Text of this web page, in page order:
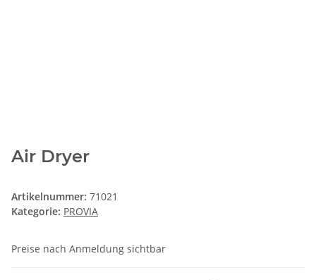
Air Dryer
Artikelnummer: 71021
Kategorie: PROVIA
Preise nach Anmeldung sichtbar